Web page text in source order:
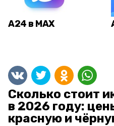
А24 в MAX
Сколько стоит
в 2026 году:
красную и